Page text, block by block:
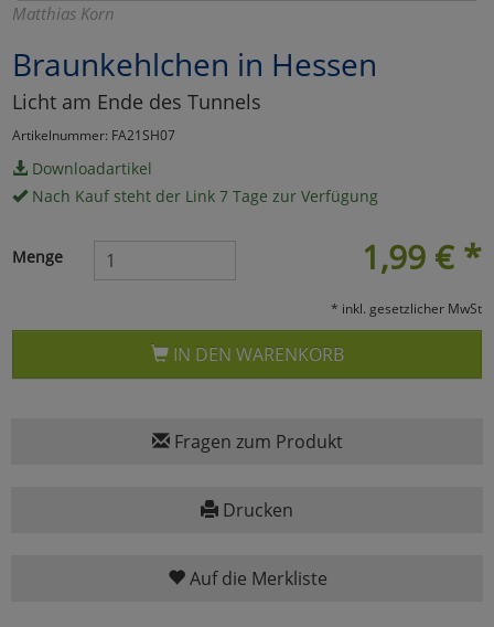
Matthias Korn
Braunkehlchen in Hessen
Licht am Ende des Tunnels
Artikelnummer: FA21SH07
Downloadartikel
Nach Kauf steht der Link 7 Tage zur Verfügung
1,99 € *
Menge
* inkl. gesetzlicher MwSt
IN DEN WARENKORB
Fragen zum Produkt
Drucken
Auf die Merkliste
Umfragetools
Cookies
Alle Akzeptieren
zurück
zu Haupptseite